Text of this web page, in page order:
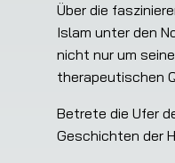
Über die
Islam unter den
nicht nur um
therapeutischen
Betrete die Ufer
Geschichten der